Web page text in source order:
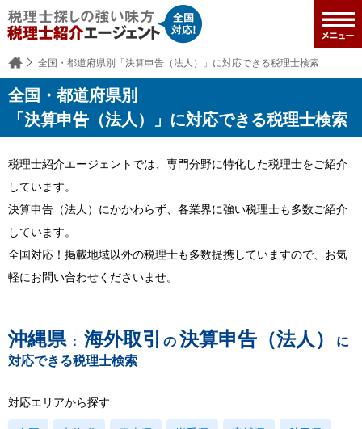
全国・都道府県別「決算申告（法人）」に対応できる税理士検索
全国・都道府県別
「決算申告（法人）」に対応できる税理士検索
税理士紹介エージェントでは、専門分野に特化した税理士をご紹介
しています。
決算申告（法人）にかかわらず、各業界に強い税理士も多数ご紹介
しています。
全国対応！掲載地域以外の税理士も多数提携していますので、お気
軽にお問い合わせくださいませ。
沖縄県 ： 海外取引 の 決算申告（法人）
に
対応できる税理士検索
対応エリアから探す